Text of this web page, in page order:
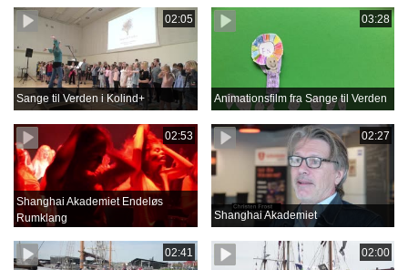
02:05
Sange til Verden i Kolind+
03:28
Animationsfilm fra Sange til Verden
02:53
Shanghai Akademiet Endeløs
Rumklang
02:27
Shanghai Akademiet
02:41 02:00